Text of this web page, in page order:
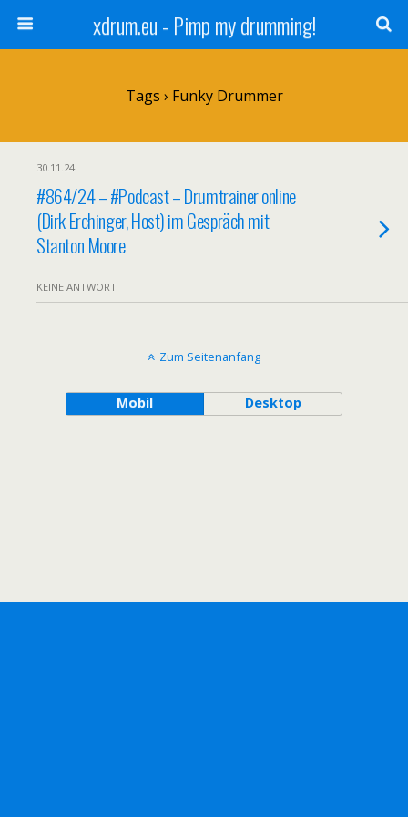
xdrum.eu - Pimp my drumming!
Tags › Funky Drummer
30.11.24
#864/24 – #Podcast – Drumtrainer online
(Dirk Erchinger, Host) im Gespräch mit
Stanton Moore
KEINE ANTWORT
Zum Seitenanfang
Mobil Desktop